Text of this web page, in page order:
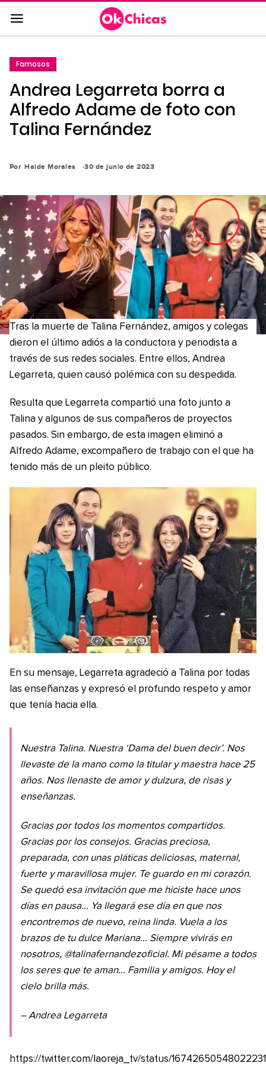
Saltar
al
contenido
a
la
navegación
principal
Famosos
Andrea Legarreta borra a
Alfredo Adame de foto con
Talina Fernández
Por Haide Morales 30 de junio de 2023
Tras la muerte de Talina Fernández, amigos y colegas
dieron el último adiós a la conductora y periodista a
través de sus redes sociales. Entre ellos, Andrea
Legarreta, quien causó polémica con su despedida.
Resulta que Legarreta compartió una foto junto a
Talina y algunos de sus compañeros de proyectos
pasados. Sin embargo, de esta imagen eliminó a
Alfredo Adame, excompañero de trabajo con el que ha
tenido más de un pleito público.
En su mensaje, Legarreta agradeció a Talina por todas
las enseñanzas y expresó el profundo respeto y amor
que tenía hacia ella.
Nuestra Talina. Nuestra ‘Dama del buen decir’. Nos
llevaste de la mano como la titular y maestra hace 25
años. Nos llenaste de amor y dulzura, de risas y
enseñanzas.
Gracias por todos los momentos compartidos.
Gracias por los consejos. Gracias preciosa,
preparada, con unas pláticas deliciosas, maternal,
fuerte y maravillosa mujer. Te guardo en mi corazón.
Se quedó esa invitación que me hiciste hace unos
días en pausa… Ya llegará ese día en que nos
encontremos de nuevo, reina linda. Vuela a los
brazos de tu dulce Mariana… Siempre vivirás en
nosotros, @talinafernandezoficial. Mi pésame a todos
los seres que te aman… Familia y amigos. Hoy el
cielo brilla más.
– Andrea Legarreta
https://twitter.com/laoreja_tv/status/